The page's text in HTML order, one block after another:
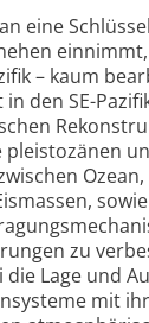
eine
– kaum
den SE-
pleis­tozänen
zu
Lage und
mit